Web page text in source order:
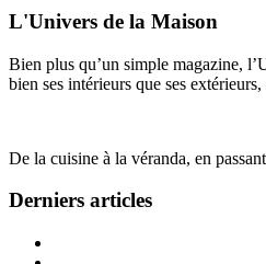
L'Univers de la Maison
Bien plus qu’un simple magazine,
bien ses intérieurs que ses extérieurs,
De la cuisine à la véranda, en
Derniers articles